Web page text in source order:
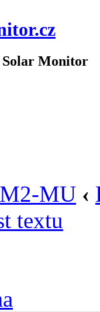
Solar Monitor
MU ‹
textu